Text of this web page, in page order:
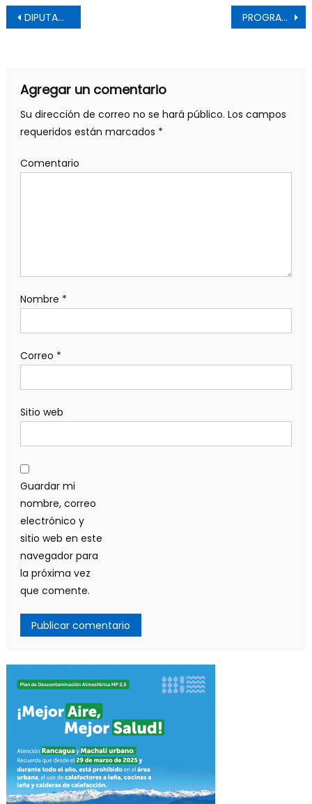
Navegación de entradas
DIPUTADOS DONOSO Y GUZMÁN SOSTIENEN REUNIÓN CON FISCAL ANTICORRUPCIÓN POR CASO FUNDACIONES QUE INVOLUCRA AL GOBIERNO REGIONAL DEL MAULE PROGRAMA “CAPITAL EMPRENDEDOR” DE AGROSUPER INICIA NUEVO CICLO EN LAS COMUNAS DE SAN PEDRO Y LAS CABRAS
Agregar un comentario
Su dirección de correo no se hará público. Los campos
requeridos están marcados *
Comentario
Nombre *
Correo *
Sitio web
Guardar mi
nombre, correo
electrónico y
sitio web en este
navegador para
la próxima vez
que comente.